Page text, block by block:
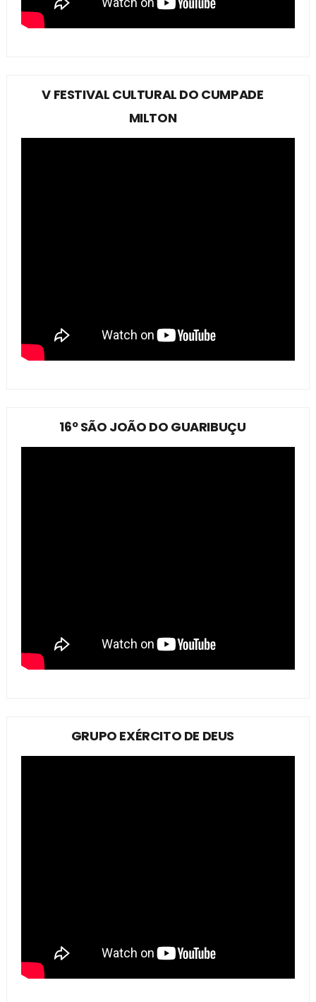
V FESTIVAL CULTURAL DO CUMPADE
MILTON
16º SÃO JOÃO DO GUARIBUÇU
GRUPO EXÉRCITO DE DEUS